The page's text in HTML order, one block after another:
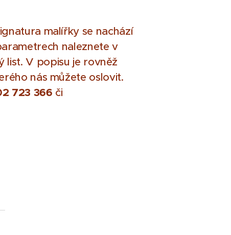
malířky se nachází
naleznete v
list.V popisu je rovněž
nás můžete oslovit.
723 366 či